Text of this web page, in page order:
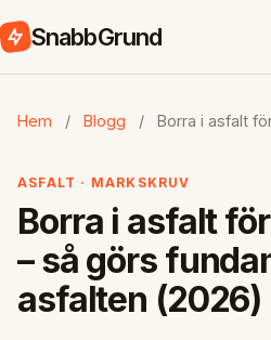
SnabbGrund
Hem / Blogg / Borra i asfalt
ASFALT · MARKSKRUV
Borra i asfalt
– så görs
asfalten (2026)